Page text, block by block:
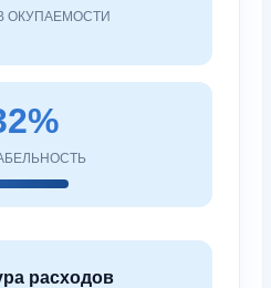
ОКУПАЕМОСТИ
расходов